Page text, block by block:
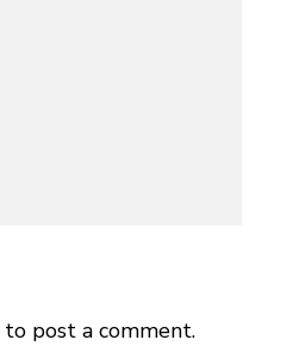
to post a comment.